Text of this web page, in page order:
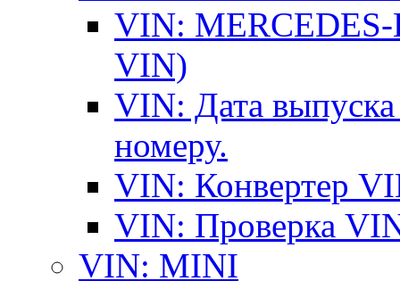
VIN: MERCEDES-
VIN)
VIN: Дата
номеру.
VIN: Конвертер
VIN: Проверка
VIN: MINI